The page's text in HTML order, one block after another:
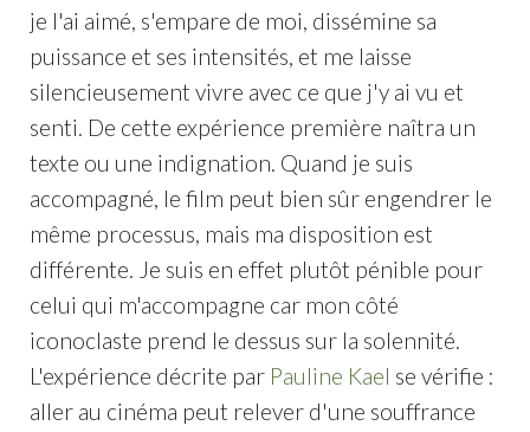
je l'ai aimé, s'empare de moi, dissémine sa
puissance et ses intensités, et me laisse
silencieusement vivre avec ce que j'y ai vu et
senti. De cette expérience première naîtra un
texte ou une indignation. Quand je suis
accompagné, le film peut bien sûr engendrer le
même processus, mais ma disposition est
différente. Je suis en effet plutôt pénible pour
celui qui m'accompagne car mon côté
iconoclaste prend le dessus sur la solennité.
L'expérience décrite par Pauline Kael se vérifie :
aller au cinéma peut relever d'une souffrance